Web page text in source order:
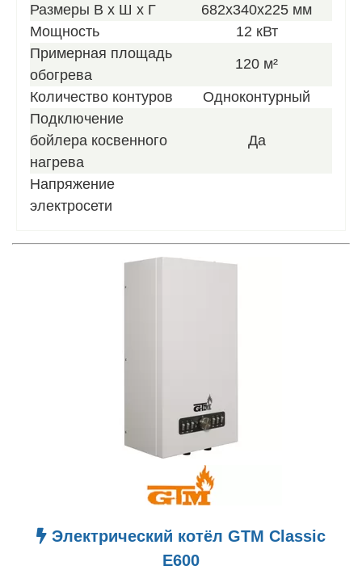
Размеры В х Ш х Г
682x340x225 мм
Мощность
12 кВт
Примерная площадь
обогрева
120 м²
Количество контуров
Одноконтурный
Подключение
бойлера косвенного
нагрева
Да
Напряжение
электросети
Электрический котёл GTM Classic
E600